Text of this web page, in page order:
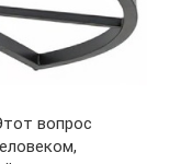
вопрос